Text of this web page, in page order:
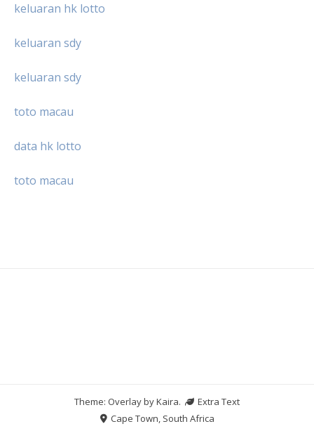
keluaran hk lotto
keluaran sdy
keluaran sdy
toto macau
data hk lotto
toto macau
Theme: Overlay byKaira.
Extra Text
Cape Town, South Africa